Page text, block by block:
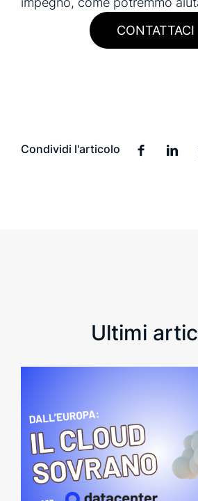
CONTATTACI
Condividi l'articolo
Ultimi